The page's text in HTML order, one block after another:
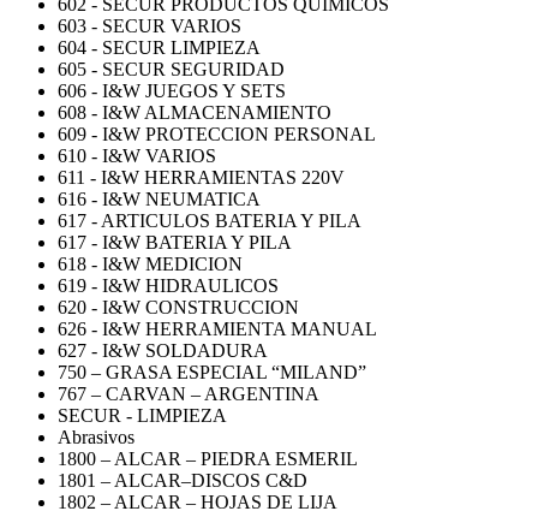
603 - SECUR VARIOS
604 - SECUR LIMPIEZA
605 - SECUR SEGURIDAD
606 - I&W JUEGOS Y SETS
608 - I&W ALMACENAMIENTO
609 - I&W PROTECCION PERSONAL
610 - I&W VARIOS
611 - I&W HERRAMIENTAS 220V
616 - I&W NEUMATICA
617 - ARTICULOS BATERIA Y PILA
617 - I&W BATERIA Y PILA
618 - I&W MEDICION
619 - I&W HIDRAULICOS
620 - I&W CONSTRUCCION
626 - I&W HERRAMIENTA MANUAL
627 - I&W SOLDADURA
750 – GRASA ESPECIAL “MILAND”
767 – CARVAN – ARGENTINA
SECUR - LIMPIEZA
Abrasivos
1800 – ALCAR – PIEDRA ESMERIL
1801 – ALCAR–DISCOS C&D
1802 – ALCAR – HOJAS DE LIJA